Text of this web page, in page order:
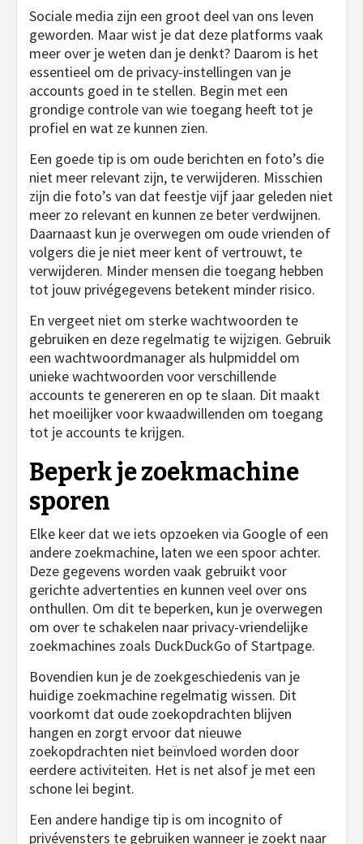
Sociale media zijn een groot deel van ons leven
geworden. Maar wist je dat deze platforms vaak
meer over je weten dan je denkt? Daarom is het
essentieel om de privacy-instellingen van je
accounts goed in te stellen. Begin met een
grondige controle van wie toegang heeft tot je
profiel en wat ze kunnen zien.
Een goede tip is om oude berichten en foto’s die
niet meer relevant zijn, te verwijderen. Misschien
zijn die foto’s van dat feestje vijf jaar geleden niet
meer zo relevant en kunnen ze beter verdwijnen.
Daarnaast kun je overwegen om oude vrienden of
volgers die je niet meer kent of vertrouwt, te
verwijderen. Minder mensen die toegang hebben
tot jouw privégegevens betekent minder risico.
En vergeet niet om sterke wachtwoorden te
gebruiken en deze regelmatig te wijzigen. Gebruik
een wachtwoordmanager als hulpmiddel om
unieke wachtwoorden voor verschillende
accounts te genereren en op te slaan. Dit maakt
het moeilijker voor kwaadwillenden om toegang
tot je accounts te krijgen.
Beperk je zoekmachine
sporen
Elke keer dat we iets opzoeken via Google of een
andere zoekmachine, laten we een spoor achter.
Deze gegevens worden vaak gebruikt voor
gerichte advertenties en kunnen veel over ons
onthullen. Om dit te beperken, kun je overwegen
om over te schakelen naar privacy-vriendelijke
zoekmachines zoals DuckDuckGo of Startpage.
Bovendien kun je de zoekgeschiedenis van je
huidige zoekmachine regelmatig wissen. Dit
voorkomt dat oude zoekopdrachten blijven
hangen en zorgt ervoor dat nieuwe
zoekopdrachten niet beïnvloed worden door
eerdere activiteiten. Het is net alsof je met een
schone lei begint.
Een andere handige tip is om incognito of
privévensters te gebruiken wanneer je zoekt naar